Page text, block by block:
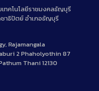
ทคโนโลยีราชมงคลธัญบุรี
าธิปัตย์ อำเภอธัญบุรี
Rajamangala
2 Phaholyothin 87
Thani 12130